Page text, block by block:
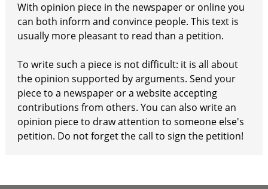
With opinion piece in the newspaper or online you
can both inform and convince people. This text is
usually more pleasant to read than a petition.
To write such a piece is not difficult: it is all about
the opinion supported by arguments. Send your
piece to a newspaper or a website accepting
contributions from others. You can also write an
opinion piece to draw attention to someone else's
petition. Do not forget the call to sign the petition!